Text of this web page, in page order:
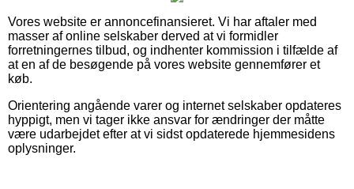
Vores website er annoncefinansieret. Vi har aftaler med
masser af online selskaber derved at vi formidler
forretningernes tilbud, og indhenter kommission i tilfælde af
at en af de besøgende på vores website gennemfører et
køb.
Orientering angående varer og internet selskaber opdateres
hyppigt, men vi tager ikke ansvar for ændringer der måtte
være udarbejdet efter at vi sidst opdaterede hjemmesidens
oplysninger.